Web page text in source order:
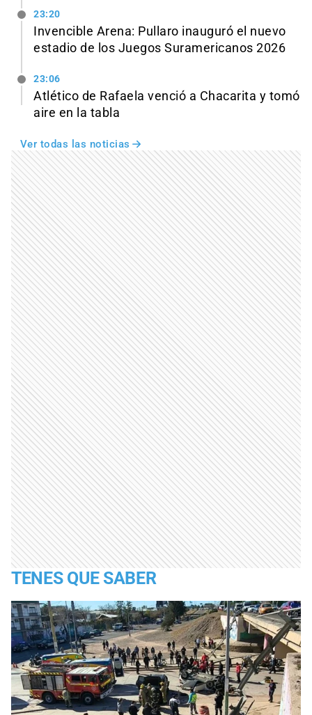
23:20
Invencible Arena: Pullaro inauguró el nuevo
estadio de los Juegos Suramericanos 2026
23:06
Atlético de Rafaela venció a Chacarita y tomó
aire en la tabla
Ver todas las noticias
TENES QUE SABER